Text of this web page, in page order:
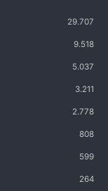
29.707
9.518
5.037
3.211
2.778
808
599
264